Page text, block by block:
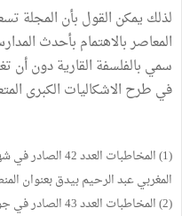
لذلك يمكن القول بأن المجلة
المعاصر بالاهتمام بأحدث
سمي بالفلسفة القارية دون أن
في طرح الاشكاليات الكبرى
المغربي عبد الرحيم بيدق بعنوان